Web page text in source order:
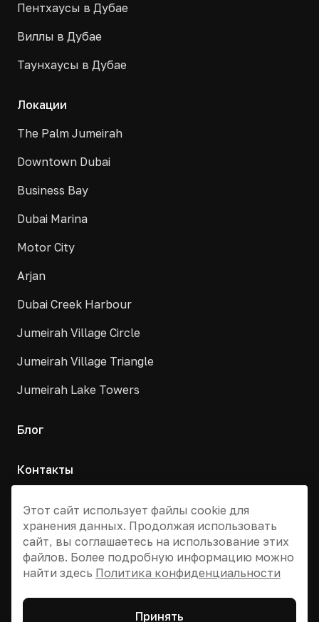
Пентхаусы в Дубае
Виллы в Дубае
Таунхаусы в Дубае
Локации
The Palm Jumeirah
Downtown Dubai
Business Bay
Dubai Marina
Motor City
Arjan
Dubai Creek Harbour
Jumeirah Village Circle
Jumeirah Village Triangle
Jumeirah Lake Towers
Блог
Контакты
+7 495 955 13 12
info@dvizhdubai.ru
© 2026 DV Dubai Global
Этот сайт использует файлы cookie для
хранения данных. Продолжая использовать
сайт, вы соглашаетесь на использование этих
файлов. Более подробную информацию можно
найти здесь Политика конфиденциальности
Принять